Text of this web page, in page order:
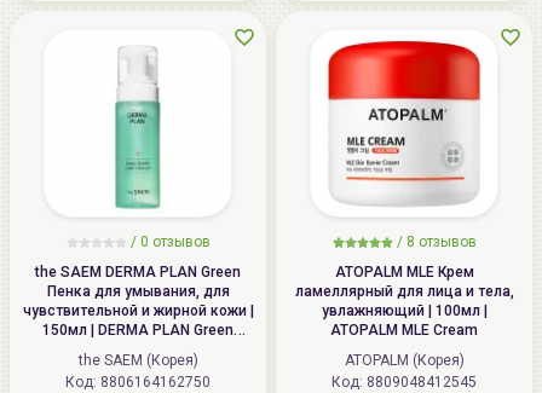
/ 0 отзывов
the SAEM DERMA PLAN Green
Пенка для умывания, для
чувствительной и жирной кожи |
150мл | DERMA PLAN Green
Bubble Foam Cleanser
the SAEM (Корея)
Код: 8806164162750
/ 8 отзывов
ATOPALM MLE Крем
ламеллярный для лица и тела,
увлажняющий | 100мл |
ATOPALM MLE Cream
ATOPALM (Корея)
Код: 8809048412545